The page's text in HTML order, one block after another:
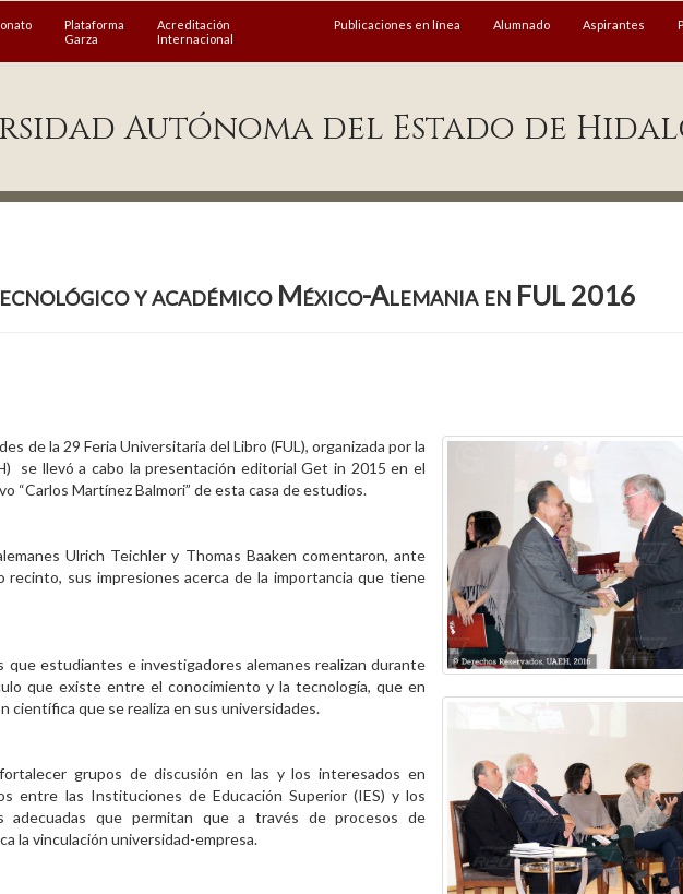
Plataforma
Garza
Acreditación
Internacional
Publicaciones en línea Alumnado Aspirantes
Autónoma del Estado de
y académico México-Alemania en FUL 2016
de la 29 Feria Universitaria del Libro (FUL), organizada por la
se llevó a cabo la presentación editorial Get in 2015 en el
“Carlos Martínez Balmori” de esta casa de estudios.
Ulrich Teichler y Thomas Baaken comentaron, ante
sus impresiones acerca de la importancia que tiene
estudiantes e investigadores alemanes realizan durante
que existe entre el conocimiento y la tecnología, que en
que se realiza en sus universidades.
grupos de discusión en las y los interesados en
entre las Instituciones de Educación Superior (IES) y los
adecuadas que permitan que a través de procesos de
la vinculación universidad-empresa.